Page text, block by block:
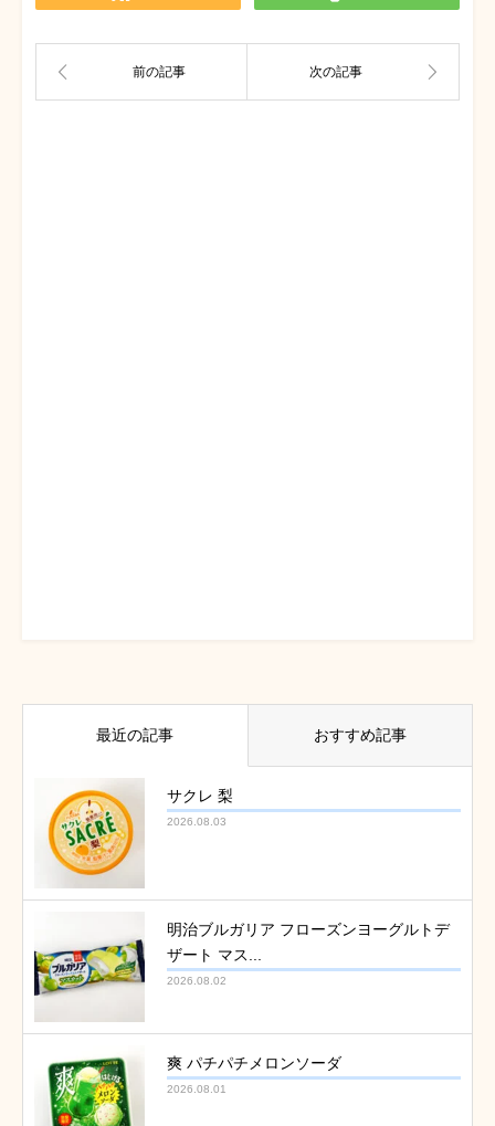
最近の記事 おすすめ記事
サクレ 梨
2026.08.03
明治ブルガリア フローズンヨーグルトデ
ザート マス...
2026.08.02
爽 パチパチメロンソーダ
2026.08.01